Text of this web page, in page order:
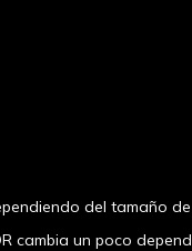
del tamaño
cambia un poco